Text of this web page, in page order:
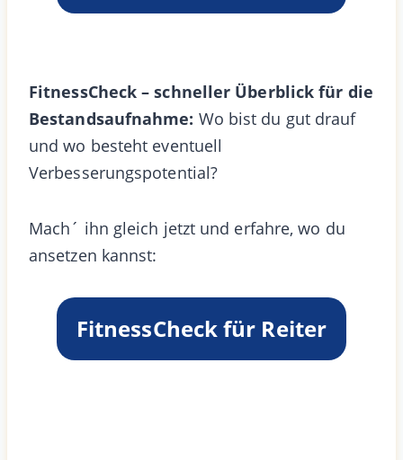
FitnessCheck – schneller Überblick für die
Bestandsaufnahme: Wo bist du gut drauf
und wo besteht eventuell
Verbesserungspotential?
Mach´ ihn gleich jetzt und erfahre, wo du
ansetzen kannst:
FitnessCheck für Reiter